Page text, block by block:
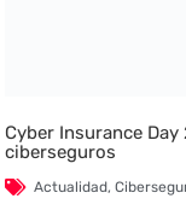
Cyber Insurance
ciberseguros
Actualidad,